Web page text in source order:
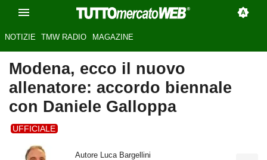
NOTIZIE TMW RADIO MAGAZINE
Modena, ecco il nuovo
allenatore: accordo biennale
con Daniele Galloppa
UFFICIALE
Autore Luca Bargellini